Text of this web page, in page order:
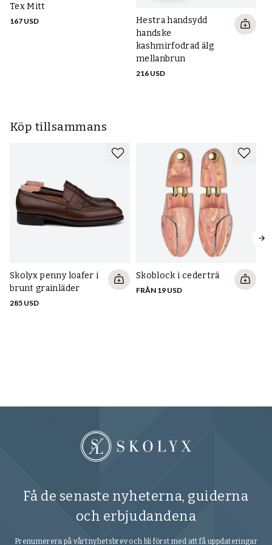
Tex Mitt
167 USD
Hestra handsydd
handske
kashmirfodrad älg
mellanbrun
216 USD
Köp tillsammans
Skolyx penny loafer i
brunt grainläder
285 USD
Skoblock i cederträ
FRÅN 19 USD
Få de senaste nyheterna, guiderna
och erbjudandena
Prenumerera på vårt nyhetsbrev och bli först med att få uppdateringar